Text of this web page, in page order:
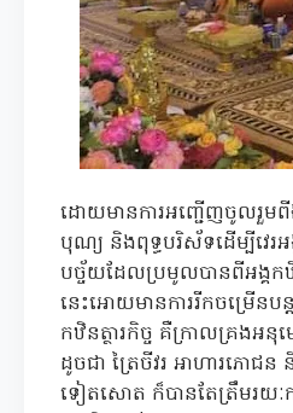
ដោយមានការអញ្ជើញចូលរួមពី
បុណ្យ និងពុទ្ធបរិស័ទដើម្បីវេរអ
បច្ច័យដែលប្រមូលបានពីអង្គ
នេះអោយមានការរីកចម្រើនប
កឋិនត្ថារកិច្ច គឺក្រាលគ្រងអ
ដូចជា ត្រៃចីវរ អាហារភោជ
ទៀតសោត ក៏បានតែត្រឹមរយៈ